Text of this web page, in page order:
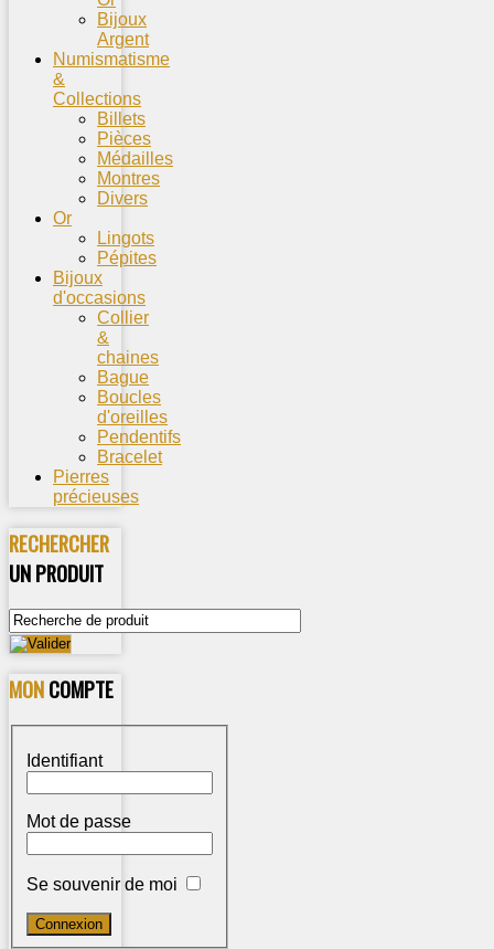
Bijoux
Argent
Numismatisme
&
Collections
Billets
Pièces
Médailles
Montres
Divers
Or
Lingots
Pépites
Bijoux
d'occasions
Collier
&
chaines
Bague
Boucles
d'oreilles
Pendentifs
Bracelet
Pierres
précieuses
RECHERCHER
UN PRODUIT
MONCOMPTE
Identifiant
Mot de passe
Se souvenir de moi